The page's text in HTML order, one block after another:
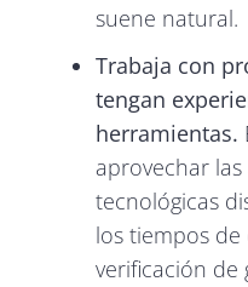
suene natural.
Trabaja con
tengan
herramientas.
aprovechar
tecnológicas
los tiempos de
verificación de